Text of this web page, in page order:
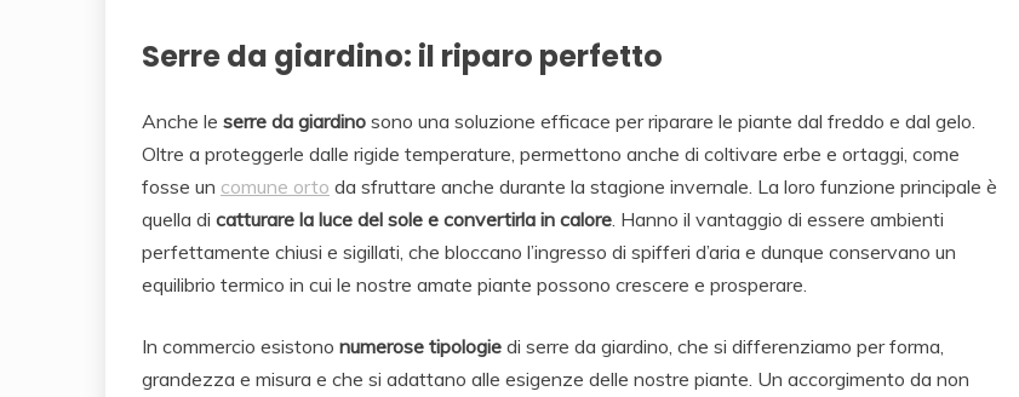
Serre da giardino: il riparo perfetto
Anche le serre da giardino sono una soluzione efficace per riparare le piante dal freddo e dal gelo.
Oltre a proteggerle dalle rigide temperature, permettono anche di coltivare erbe e ortaggi, come
fosse un comune orto da sfruttare anche durante la stagione invernale. La loro funzione principale è
quella di catturare la luce del sole e convertirla in calore . Hanno il vantaggio di essere ambienti
perfettamente chiusi e sigillati, che bloccano l’ingresso di spifferi d’aria e dunque conservano un
equilibrio termico in cui le nostre amate piante possono crescere e prosperare.
In commercio esistono numerose tipologie di serre da giardino, che si differenziamo per forma,
grandezza e misura e che si adattano alle esigenze delle nostre piante. Un accorgimento da non